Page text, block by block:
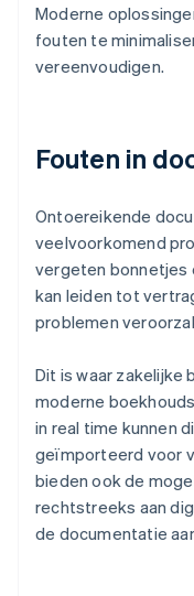
Moderne
fouten te
vereenvoudigen.
Fouten in
Ontoereikende
veelvoorkomend
vergeten bonnetjes
kan leiden tot
problemen
Dit is waar zakelijke
moderne
in real time kunnen
geïmporteerd voor
bieden ook de
rechtstreeks aan
de documentatie